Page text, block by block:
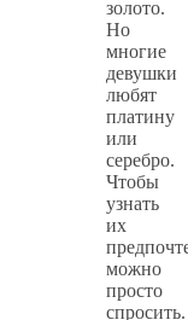
золото.
Но
многие
девушки
любят
платину
или
серебро.
Чтобы
узнать
их
можно
просто
спросить.